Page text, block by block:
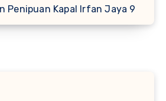
Penipuan Kapal Irfan Jaya 9